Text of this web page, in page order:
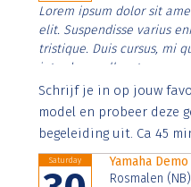
Lorem ipsum dolor sit
elit. Suspendisse varius
tristique. Duis cursus, mi
interdum nulla, ut
Aenean faucibus nibh et
imperdiet. Nunc ut sem
Schrijf je in op jouw
model en probeer deze
begeleiding uit. Ca 45
Saturday
Yamaha
Rosmalen (NB)